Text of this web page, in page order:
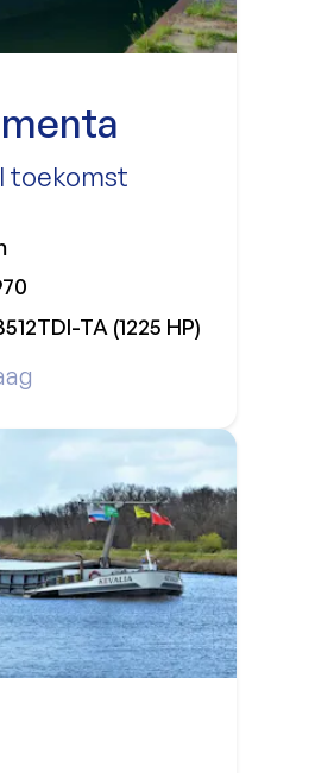
toekomst
TA (1225 HP)